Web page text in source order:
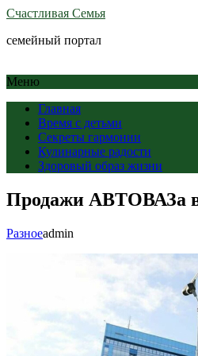
Счастливая Семья
семейный портал
Меню
Главная
Время с детьми
Секреты гармонии
Кулинарные радости
Здоровый образ жизни
Продажи АВТОВАЗа в
Разноеadmin